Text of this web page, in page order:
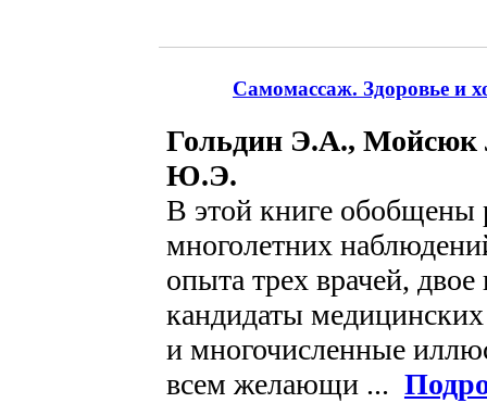
Самомассаж. Здоровье и
Гольдин Э.А.,
Ю.Э.
В этой книге обобщены
многолетних
опыта трех врачей,
кандидаты
и многочисленные
всем желающи ...